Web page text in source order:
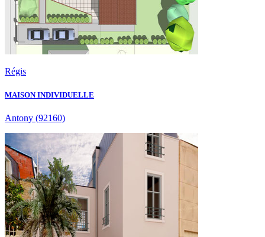
Régis
MAISON INDIVIDUELLE
Antony (92160)